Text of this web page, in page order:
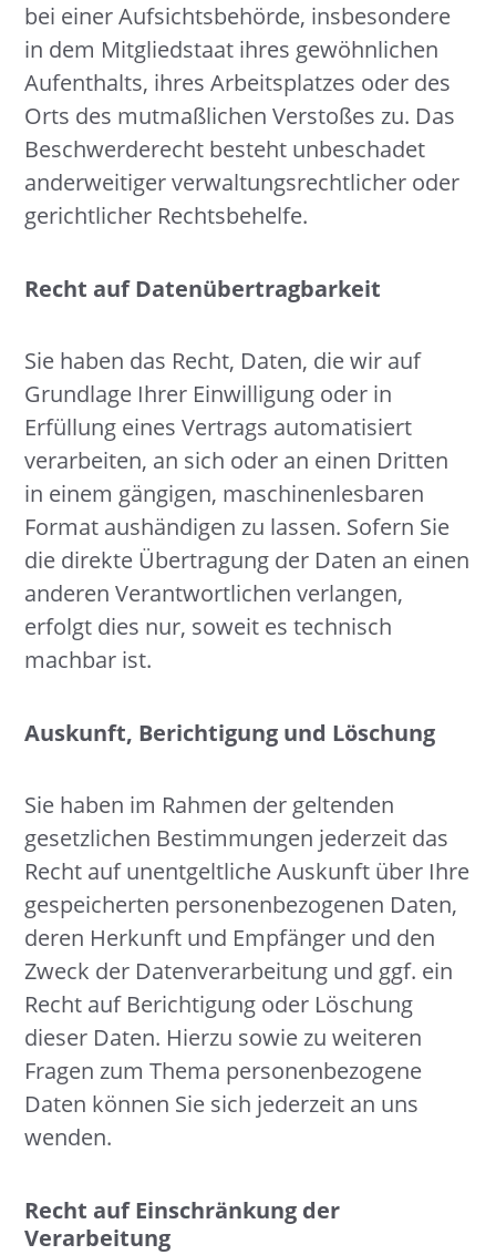
bei einer Aufsichtsbehörde, insbesondere
in dem Mitgliedstaat ihres gewöhnlichen
Aufenthalts, ihres Arbeitsplatzes oder des
Orts des mutmaßlichen Verstoßes zu. Das
Beschwerderecht besteht unbeschadet
anderweitiger verwaltungsrechtlicher oder
gerichtlicher Rechtsbehelfe.
Recht auf Daten­übertrag­barkeit
Sie haben das Recht, Daten, die wir auf
Grundlage Ihrer Einwilligung oder in
Erfüllung eines Vertrags automatisiert
verarbeiten, an sich oder an einen Dritten
in einem gängigen, maschinenlesbaren
Format aushändigen zu lassen. Sofern Sie
die direkte Übertragung der Daten an einen
anderen Verantwortlichen verlangen,
erfolgt dies nur, soweit es technisch
machbar ist.
Auskunft, Berichtigung und Löschung
Sie haben im Rahmen der geltenden
gesetzlichen Bestimmungen jederzeit das
Recht auf unentgeltliche Auskunft über Ihre
gespeicherten personenbezogenen Daten,
deren Herkunft und Empfänger und den
Zweck der Datenverarbeitung und ggf. ein
Recht auf Berichtigung oder Löschung
dieser Daten. Hierzu sowie zu weiteren
Fragen zum Thema personenbezogene
Daten können Sie sich jederzeit an uns
wenden.
Recht auf Einschränkung der
Verarbeitung